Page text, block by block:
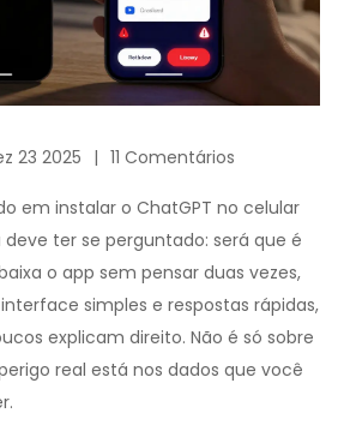
23 2025 11 Comentários
em instalar o ChatGPT no celular
ter se perguntado: será que é
o app sem pensar duas vezes,
simples e respostas rápidas,
explicam direito. Não é só sobre
real está nos dados que você